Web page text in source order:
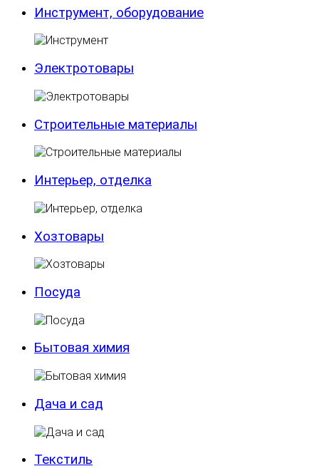
Инструмент, оборудование
Электротовары
Строительные материалы
Интерьер, отделка
Хозтовары
Посуда
Бытовая химия
Дача и сад
Текстиль